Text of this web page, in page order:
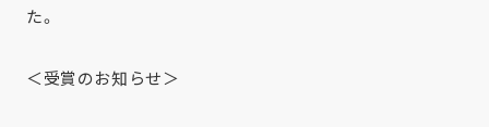
た。
＜受賞のお知らせ＞